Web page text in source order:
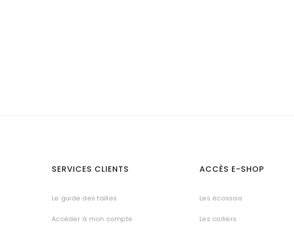
SERVICES CLIENTS
Le guide des tailles
Accéder à mon compte
ACCÈS E-SHOP
Les écossais
Les colliers